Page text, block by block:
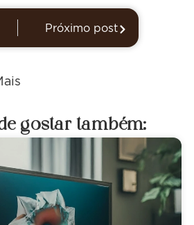
Próximo post
gostar também: